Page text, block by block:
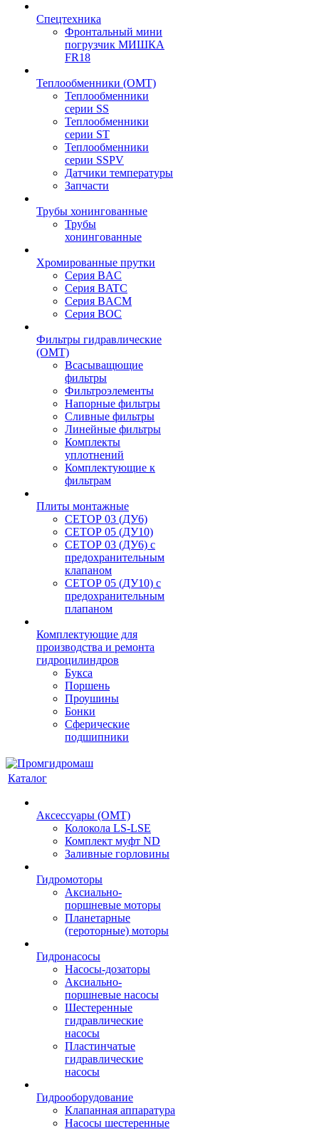
Спецтехника
Фронтальный мини
погрузчик МИШКА
FR18
Теплообменники (OMT)
Теплообменники
серии SS
Теплообменники
серии ST
Теплообменники
серии SSPV
Датчики температуры
Запчасти
Трубы хонингованные
Трубы
хонингованные
Хромированные прутки
Серия BAC
Серия BATC
Серия BACM
Серия BOC
Фильтры гидравлические
(OMT)
Всасыващющие
фильтры
Фильтроэлементы
Напорные фильтры
Сливные фильтры
Линейные фильтры
Комплекты
уплотнений
Комплектующие к
фильтрам
Плиты монтажные
CЕТОР 03 (ДУ6)
CЕТОР 05 (ДУ10)
CЕТОР 03 (ДУ6) с
предохранительным
клапаном
CЕТОР 05 (ДУ10) с
предохранительным
плапаном
Комплектующие для
производства и ремонта
гидроцилиндров
Букса
Поршень
Проушины
Бонки
Сферические
подшипники
Каталог
Аксессуары (OMT)
Колокола LS-LSE
Комплект муфт ND
Заливные горловины
Гидромоторы
Аксиально-
поршневые моторы
Планетарные
(героторные) моторы
Гидронасосы
Насосы-дозаторы
Аксиально-
поршневые насосы
Шестеренные
гидравлические
насосы
Пластинчатые
гидравлические
насосы
Гидрооборудование
Клапанная аппаратура
Насосы шестеренные